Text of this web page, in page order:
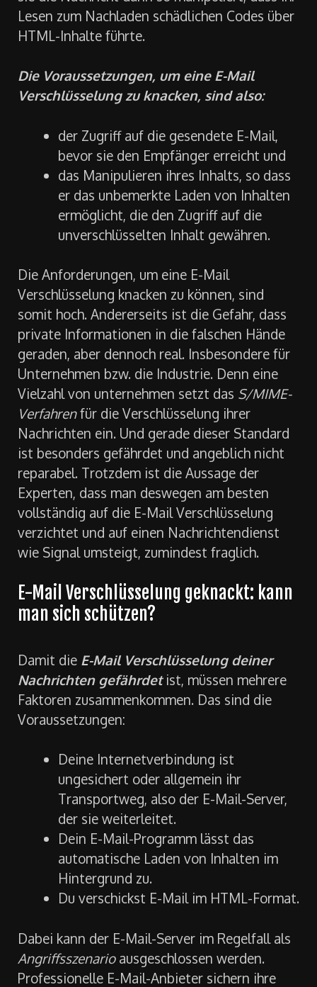
Lesen zum Nachladen schädlichen Codes über
HTML-Inhalte führte.
Die Voraussetzungen, um eine E-Mail
Verschlüsselung zu knacken, sind also:
der Zugriff auf die gesendete E-Mail,
bevor sie den Empfänger erreicht und
das Manipulieren ihres Inhalts, so dass
er das unbemerkte Laden von Inhalten
ermöglicht, die den Zugriff auf die
unverschlüsselten Inhalt gewähren.
Die Anforderungen, um eine E-Mail
Verschlüsselung knacken zu können, sind
somit hoch. Andererseits ist die Gefahr, dass
private Informationen in die falschen Hände
geraden, aber dennoch real. Insbesondere für
Unternehmen bzw. die Industrie. Denn eine
Vielzahl von unternehmen setzt das S/MIME-
Verfahrenfür die Verschlüsselung ihrer
Nachrichten ein. Und gerade dieser Standard
ist besonders gefährdet und angeblich nicht
reparabel. Trotzdem ist die Aussage der
Experten, dass man deswegen am besten
vollständig auf die E-Mail Verschlüsselung
verzichtet und auf einen Nachrichtendienst
wie Signal umsteigt, zumindest fraglich.
E-Mail Verschlüsselung geknackt: kann
man sich schützen?
Damit die E-Mail Verschlüsselung deiner
Nachrichten gefährdetist, müssen mehrere
Faktoren zusammenkommen. Das sind die
Voraussetzungen:
Deine Internetverbindung ist
ungesichert oder allgemein ihr
Transportweg, also der E-Mail-Server,
der sie weiterleitet.
Dein E-Mail-Programm lässt das
automatische Laden von Inhalten im
Hintergrund zu.
Du verschickst E-Mail im HTML-Format.
Dabei kann der E-Mail-Server im Regelfall als
Angriffsszenarioausgeschlossen werden.
Professionelle E-Mail-Anbieter sichern ihre